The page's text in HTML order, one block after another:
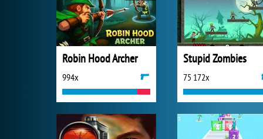
Robin Hood Archer
994x
Stupid Zombies
75 172x